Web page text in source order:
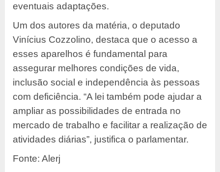
eventuais adaptações.
Um dos autores da matéria, o deputado
Vinícius Cozzolino, destaca que o acesso a
esses aparelhos é fundamental para
assegurar melhores condições de vida,
inclusão social e independência às pessoas
com deficiência. “A lei também pode ajudar a
ampliar as possibilidades de entrada no
mercado de trabalho e facilitar a realização de
atividades diárias”, justifica o parlamentar.
Fonte: Alerj